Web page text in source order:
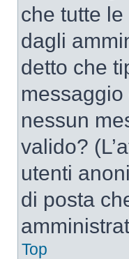
che tutte
dagli
detto che
nessun
valido?
utenti
di posta
Top